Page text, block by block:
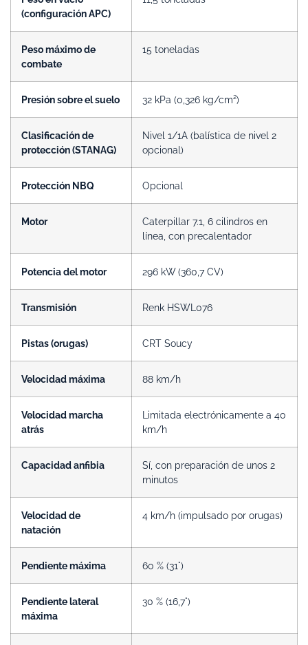
(configuración APC)
Peso máximo de
combate
15 toneladas
Presión sobre el suelo 32 kPa (0,326 kg/cm²)
Clasificación de
protección (STANAG)
Nivel 1/1A (balística de nivel 2
opcional)
Protección NBQ Opcional
Motor
Caterpillar 7.1, 6 cilindros en
línea, con precalentador
Potencia del motor 296 kW (360,7 CV)
Transmisión Renk HSWL076
Pistas (orugas) CRT Soucy
Velocidad máxima 88 km/h
Velocidad marcha
atrás
Limitada electrónicamente a 40
km/h
Capacidad anfibia
Sí, con preparación de unos 2
minutos
Velocidad de
natación
4 km/h (impulsado por orugas)
Pendiente máxima 60 % (31°)
Pendiente lateral
máxima
30 % (16,7°)